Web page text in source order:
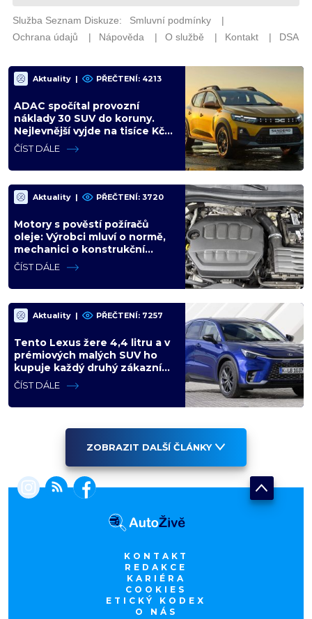
Aktuality | PŘEČTENÍ: 4213
ADAC spočítal provozní
náklady 30 SUV do koruny.
Nejlevnější vyjde na tisíce Kč
měsíčně, nejdražší na
trojnásobek
ČÍST DÁLE
Aktuality | PŘEČTENÍ: 3720
Motory s pověstí požíračů
oleje: Výrobci mluví o normě,
mechanici o konstrukční
chybě. Máte jeden z nich?
ČÍST DÁLE
Aktuality | PŘEČTENÍ: 7257
Tento Lexus žere 4,4 litru a v
prémiových malých SUV ho
kupuje každý druhý zákazník.
Konkurence jen přihlíží
ČÍST DÁLE
ZOBRAZIT DALŠÍ ČLÁNKY
KONTAKT
REDAKCE
KARIÉRA
COOKIES
ETICKÝ KODEX
O NÁS